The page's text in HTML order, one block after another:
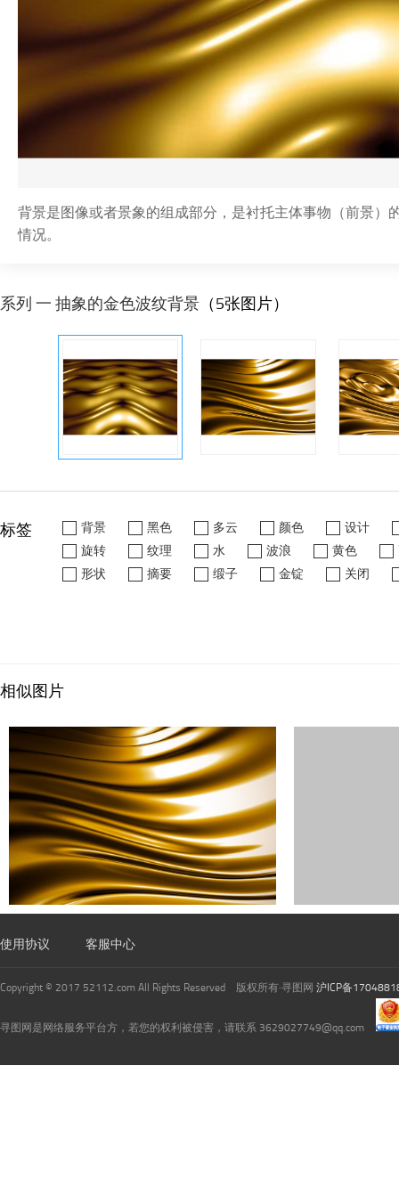
背景是图像或者景象的组成部分，是衬托主体事物（前景
情况。
系列 一 抽象的金色波纹背景 （5张图片）
标签 背景 黑色 多云 颜色
设计
旋转
纹理 水 波浪 黄色
形状
摘要 缎子 金锭 关闭
相似图片
使用协议 客服中心
Copyright © 2017 52112.com All Rights Reserved 版权所有·寻图网 沪ICP备
寻图网是网络服务平台方，若您的权利被侵害，请联系 3629027749@qq.com